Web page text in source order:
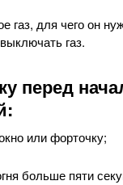
газ, для чего он
газ.
перед
или форточку;
больше пяти